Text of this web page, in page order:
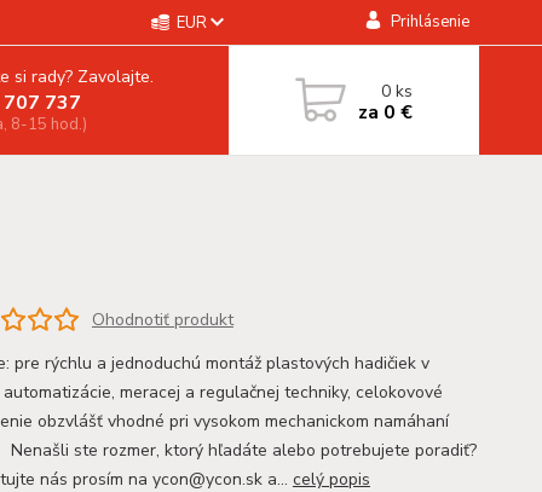
EUR Prihlásenie
si rady? Zavolajte.
737
8-15 hod.)
0ks
za 0 €
Ohodnotiť produkt
pre rýchlu a jednoduchú montáž plastových hadičiek v
meracej a regulačnej techniky, celokovové
obzvlášť vhodné pri vysokom mechanickom namáhaní
ste rozmer, ktorý hľadáte alebo potrebujete poradiť?
nás prosím na ycon@ycon.sk a... celý popis